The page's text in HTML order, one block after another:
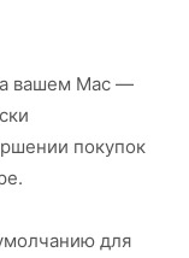
вашем Mac —
покупок
для